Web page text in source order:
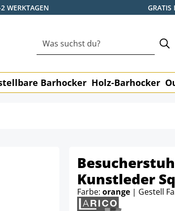
WERKTAGEN GRATIS
Barhocker Holz-Barhocker
Kunstleder
Farbe: orange | Gestell